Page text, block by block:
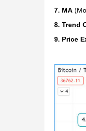
7. MA
8. Trend
9. Price